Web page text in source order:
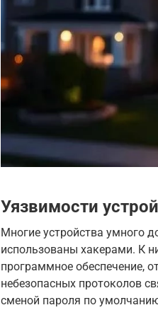
Уязвимости
Многие устройства умного
использованы хакерами. К
программное обеспечение,
небезопасных протоколов
сменой пароля по